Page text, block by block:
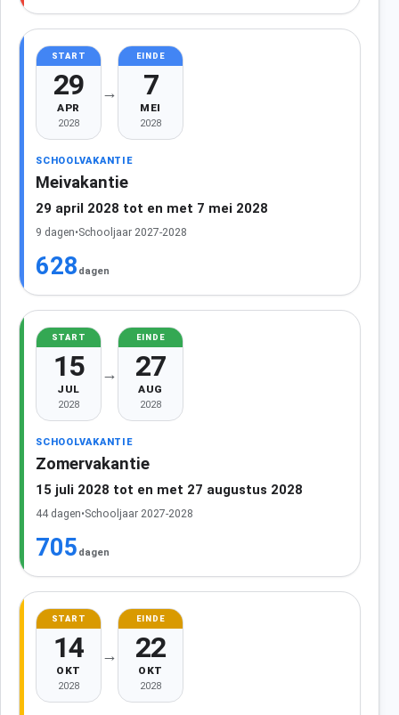
START
29
APR
2028
→
EINDE
7
MEI
2028
SCHOOLVAKANTIE
Meivakantie
29 april 2028 tot en met 7 mei 2028
9 dagen•Schooljaar 2027-2028
628 dagen
START
15
JUL
2028
→
EINDE
27
AUG
2028
SCHOOLVAKANTIE
Zomervakantie
15 juli 2028 tot en met 27 augustus 2028
44 dagen•Schooljaar 2027-2028
705 dagen
START
14
OKT
2028
→
EINDE
22
OKT
2028